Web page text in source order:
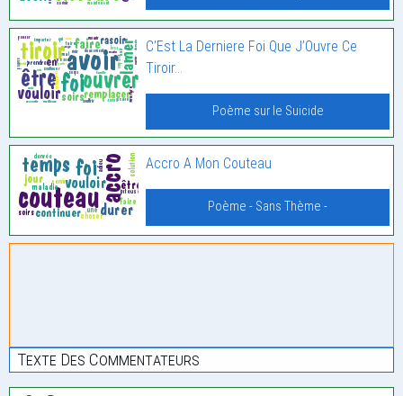
C’Est La Derniere Foi Que J’Ouvre Ce
Tiroir…
Poème sur le Suicide
Accro A Mon Couteau
Poème - Sans Thème -
Texte Des Commentateurs